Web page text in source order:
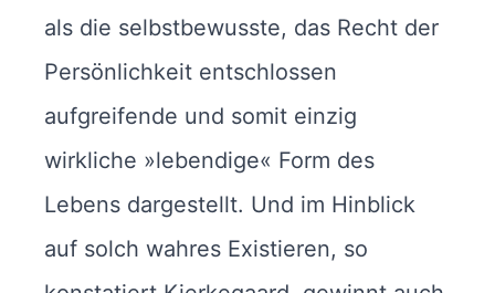
als die selbstbewusste, das Recht der
Persönlichkeit entschlossen
aufgreifende und somit einzig
wirkliche »lebendige« Form des
Lebens dargestellt. Und im Hinblick
auf solch wahres Existieren, so